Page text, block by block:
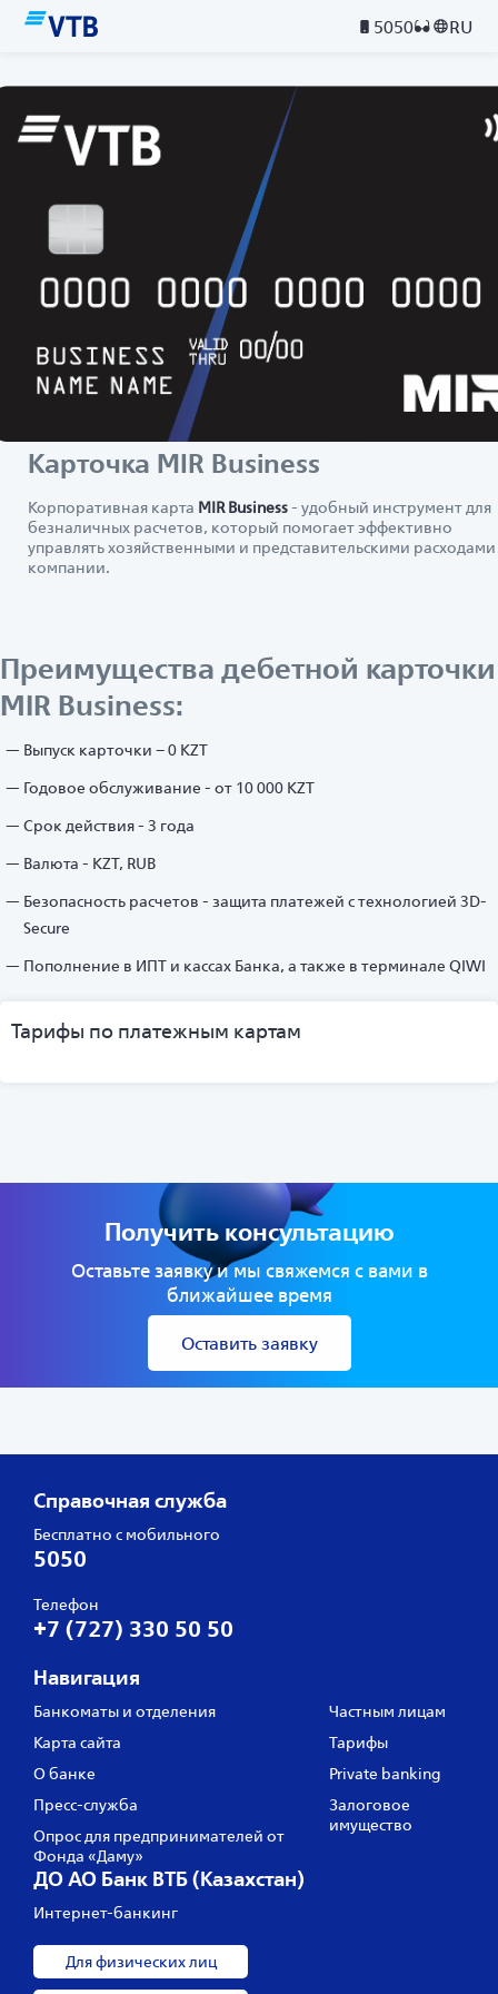
5050 RU
Карточка MIR Business
Корпоративная карта MIR Business- удобный инструмент для
безналичных расчетов, который помогает эффективно
управлять хозяйственными и представительскими расходами
компании.
Преимущества дебетной карточки
MIR Business:
Выпуск карточки – 0 KZT
Годовое обслуживание - от 10 000 KZT
Срок действия - 3 года
Валюта - KZT, RUB
Безопасность расчетов - защита платежей с технологией 3D-
Secure
Пополнение в ИПТ и кассах Банка, а также в терминале QIWI
Тарифы по платежным картам
Получить консультацию
Оставьте заявку и мы свяжемся с вами в
ближайшее время
Оставить заявку
Справочная служба
Бесплатно с мобильного
5050
Телефон
+7 (727) 330 50 50
Навигация
Банкоматы и отделения
Карта сайта
О банке
Пресс‑служба
Опрос для предпринимателей от
Фонда «Даму»
Частным лицам
Тарифы
Private banking
Залоговое
имущество
ДО АО Банк ВТБ (Казахстан)
Интернет-банкинг
Для физических лиц